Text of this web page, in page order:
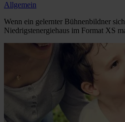
Allgemein
Wenn ein gelernter Bühnenbildner
Niedrigstenergiehaus im Format XS